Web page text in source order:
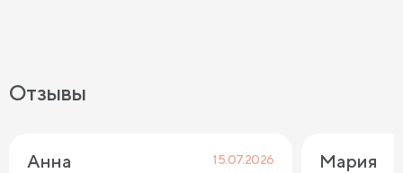
Отзывы
Анна 15.07.2026 Мария